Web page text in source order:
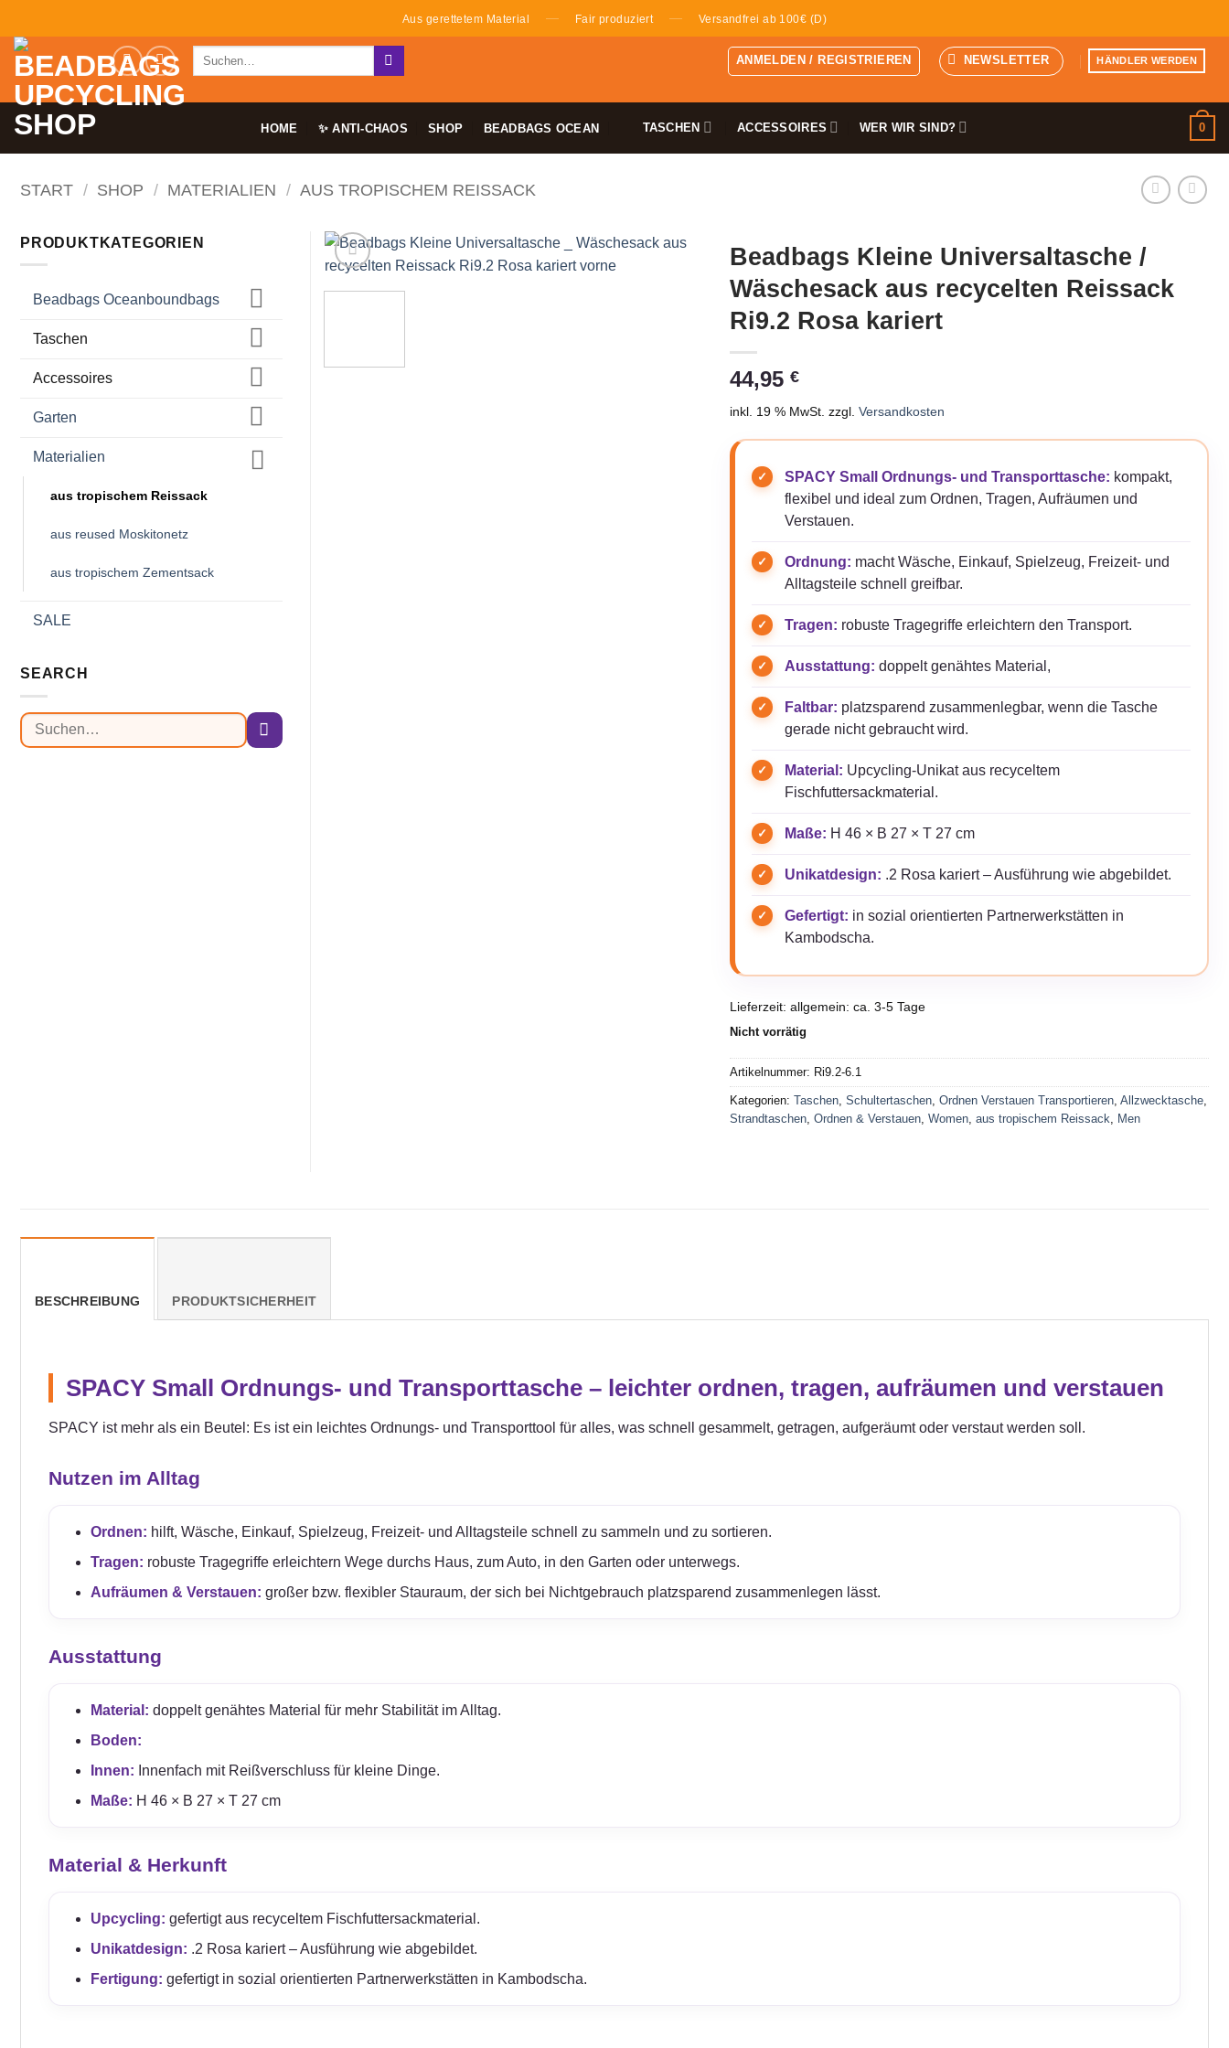
Inhalt
springen
Aus gerettetem Material — Fair produziert — Versandfrei ab 100€ (D)
Suchen
ANMELDEN / REGISTRIEREN NEWSLETTER HÄNDLER WERDEN
HOME ✨ ANTI-CHAOS SHOP BEADBAGS OCEAN TASCHEN ACCESSOIRES WER WIR SIND? 0
START / SHOP / MATERIALIEN / AUS TROPISCHEM REISSACK
Beadbags Kleine Universaltasche /
Wäschesack aus recycelten Reissack
Ri9.2 Rosa kariert
44,95 €
inkl. 19 % MwSt. zzgl. Versandkosten
SPACY Small Ordnungs- und Transporttasche: kompakt,
flexibel und ideal zum Ordnen, Tragen, Aufräumen und
Verstauen.
Ordnung: macht Wäsche, Einkauf, Spielzeug, Freizeit- und
Alltagsteile schnell greifbar.
Tragen: robuste Tragegriffe erleichtern den Transport.
Ausstattung: doppelt genähtes Material,
Faltbar: platzsparend zusammenlegbar, wenn die Tasche
gerade nicht gebraucht wird.
Material: Upcycling-Unikat aus recyceltem
Fischfuttersackmaterial.
Maße: H 46 × B 27 × T 27 cm
Unikatdesign: .2 Rosa kariert – Ausführung wie abgebildet.
Gefertigt: in sozial orientierten Partnerwerkstätten in
Kambodscha.
Lieferzeit: allgemein: ca. 3-5 Tage
Nicht vorrätig
Artikelnummer: Ri9.2-6.1
Kategorien: Taschen, Schultertaschen, Ordnen Verstauen Transportieren, Allzwecktasche,
Strandtaschen, Ordnen & Verstauen, Women, aus tropischem Reissack Men
PRODUKTKATEGORIEN
Beadbags Oceanboundbags
Taschen
Accessoires
Garten
Materialien
aus tropischem Reissack
aus reused Moskitonetz
aus tropischem Zementsack
SALE
SEARCH
Suchen
nach:
BESCHREIBUNG PRODUKTSICHERHEIT
SPACY Small Ordnungs- und Transporttasche – leichter ordnen, tragen, aufräumen und verstauen
SPACY ist mehr als ein Beutel: Es ist ein leichtes Ordnungs- und Transporttool für alles, was schnell gesammelt, getragen, aufgeräumt oder verstaut werden soll.
Nutzen im Alltag
Ordnen: hilft, Wäsche, Einkauf, Spielzeug, Freizeit- und Alltagsteile schnell zu sammeln und zu sortieren.
Tragen: robuste Tragegriffe erleichtern Wege durchs Haus, zum Auto, in den Garten oder unterwegs.
Aufräumen & Verstauen: großer bzw. flexibler Stauraum, der sich bei Nichtgebrauch platzsparend zusammenlegen lässt.
Ausstattung
Material: doppelt genähtes Material für mehr Stabilität im Alltag.
Boden:
Innen: Innenfach mit Reißverschluss für kleine Dinge.
Maße: H 46 × B 27 × T 27 cm
Material & Herkunft
Upcycling: gefertigt aus recyceltem Fischfuttersackmaterial.
Unikatdesign: .2 Rosa kariert – Ausführung wie abgebildet.
Fertigung: gefertigt in sozial orientierten Partnerwerkstätten in Kambodscha.